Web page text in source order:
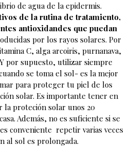
de agua de la epidermis.
de la rutina de tratamiento,
antioxidandes que puedan
por los rayos solares. Por
C, alga arcoiris, purnanava,
por supuesto, utilizar siempre
se toma el sol- es la mejor
para proteger tu piel de los
solar. Es importante tener en
la proteción solar unos 20
Además, no es suficiente si se
conveniente repetir varias veces
al sol es prolongada.